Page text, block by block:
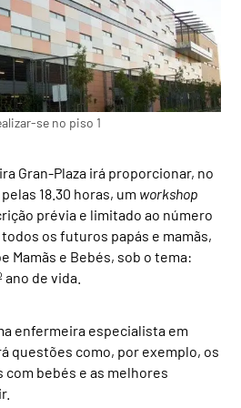
se no piso 1
Gran-Plaza irá proporcionar, no
18.30 horas, um workshop
prévia e limitado ao número
os futuros papás e mamãs,
Mamãs e Bebés, sob o tema:
de vida.
enfermeira especialista em
questões como, por exemplo, os
bebés e as melhores